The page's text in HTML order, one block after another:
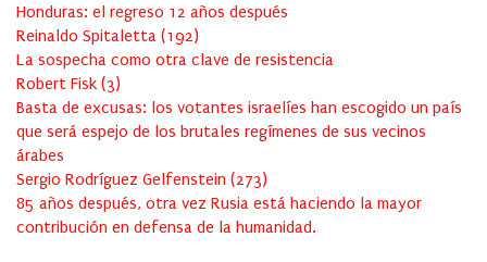
Honduras: el regreso 12 años después
Reinaldo Spitaletta (192)
La sospecha como otra clave de resistencia
Robert Fisk (3)
Basta de excusas: los votantes israelíes han escogido un país
que será espejo de los brutales regímenes de sus vecinos
árabes
Sergio Rodríguez Gelfenstein (273)
85 años después, otra vez Rusia está haciendo la mayor
contribución en defensa de la humanidad.